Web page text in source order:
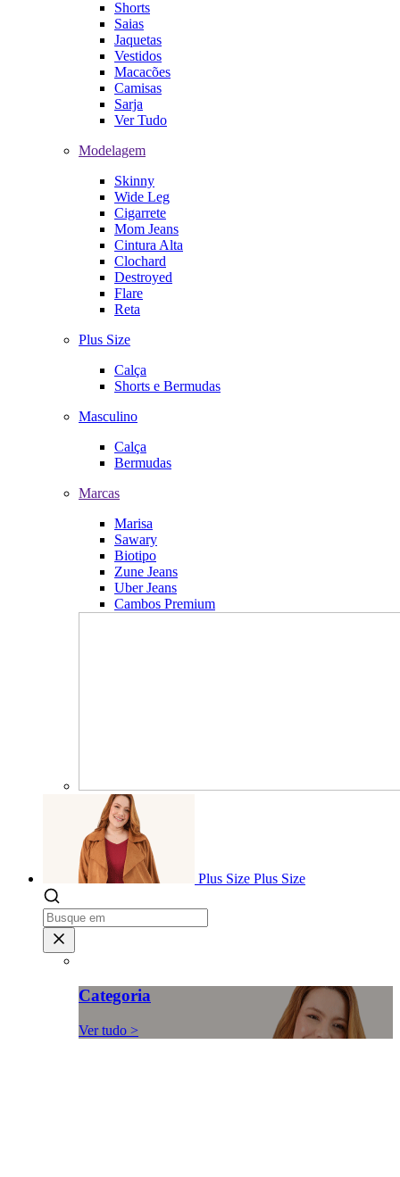
Shorts
Saias
Jaquetas
Vestidos
Macacões
Camisas
Sarja
Ver Tudo
Modelagem
Skinny
Wide Leg
Cigarrete
Mom Jeans
Cintura Alta
Clochard
Destroyed
Flare
Reta
Plus Size
Calça
Shorts e Bermudas
Masculino
Calça
Bermudas
Marcas
Marisa
Sawary
Biotipo
Zune Jeans
Uber Jeans
Cambos Premium
Plus Size Plus Size
Categoria
Ver tudo >